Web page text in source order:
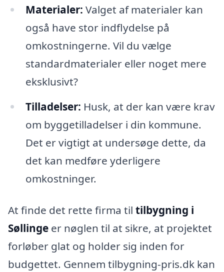
Materialer: Valget af materialer kan
også have stor indflydelse på
omkostningerne. Vil du vælge
standardmaterialer eller noget mere
eksklusivt?
Tilladelser: Husk, at der kan være krav
om byggetilladelser i din kommune.
Det er vigtigt at undersøge dette, da
det kan medføre yderligere
omkostninger.
At finde det rette firma til tilbygning i
Søllinge er nøglen til at sikre, at projektet
forløber glat og holder sig inden for
budgettet. Gennem tilbygning-pris.dk kan